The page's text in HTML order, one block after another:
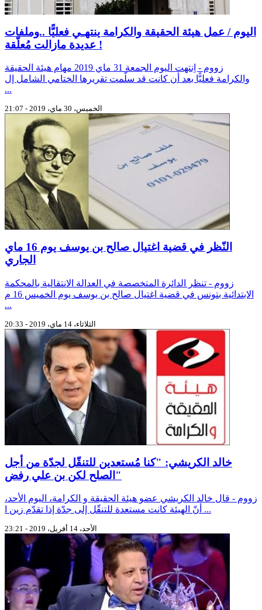
اليوم / عمل هيئة الحقيقة والكرامة ينتهـي فعليًّا ..وملفات
عديدة مازالت مُعلّقة !
زووم - اِنتهت اليوم الجمعة 31 ماي 2019 مهام هيئة الحقيقة
والكرامة فعليًّا بعد أن كانت قد سلّمت تقريرها الختامي الشامل إل
...
الخميس، 30 ماي، 2019 - 21:07
النّظر في قضية اغتيال صالح بن يوسف يوم 16 ماي
الجاري
زووم - تنظر الدائرة المتخصصة في العدالة الانتقالية بالمحكمة
الابتدائية بتونس في قضية اغتيال صالح بن يوسف يوم الخميس 16 م
...
الثلاثاء، 14 ماي، 2019 - 20:33
خالد الكريشي: "كنا مُستعدين للتنقّل لجدّة من أجل
الصلح لكن بن علي رفض"
زووم - قال خالد الكريشي عضو هيئة الحقيقة و الكرامة، اليوم الأحد،
أنّ الهيئة كانت مستعدة للتنقّل إلى جدّة إذا تقدّم زين ا ...
الأحد، 14 أفريل، 2019 - 23:21